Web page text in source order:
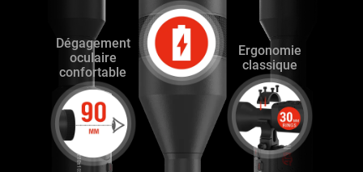
Dégagement
oculaire
confortable
Ergonomie
classique